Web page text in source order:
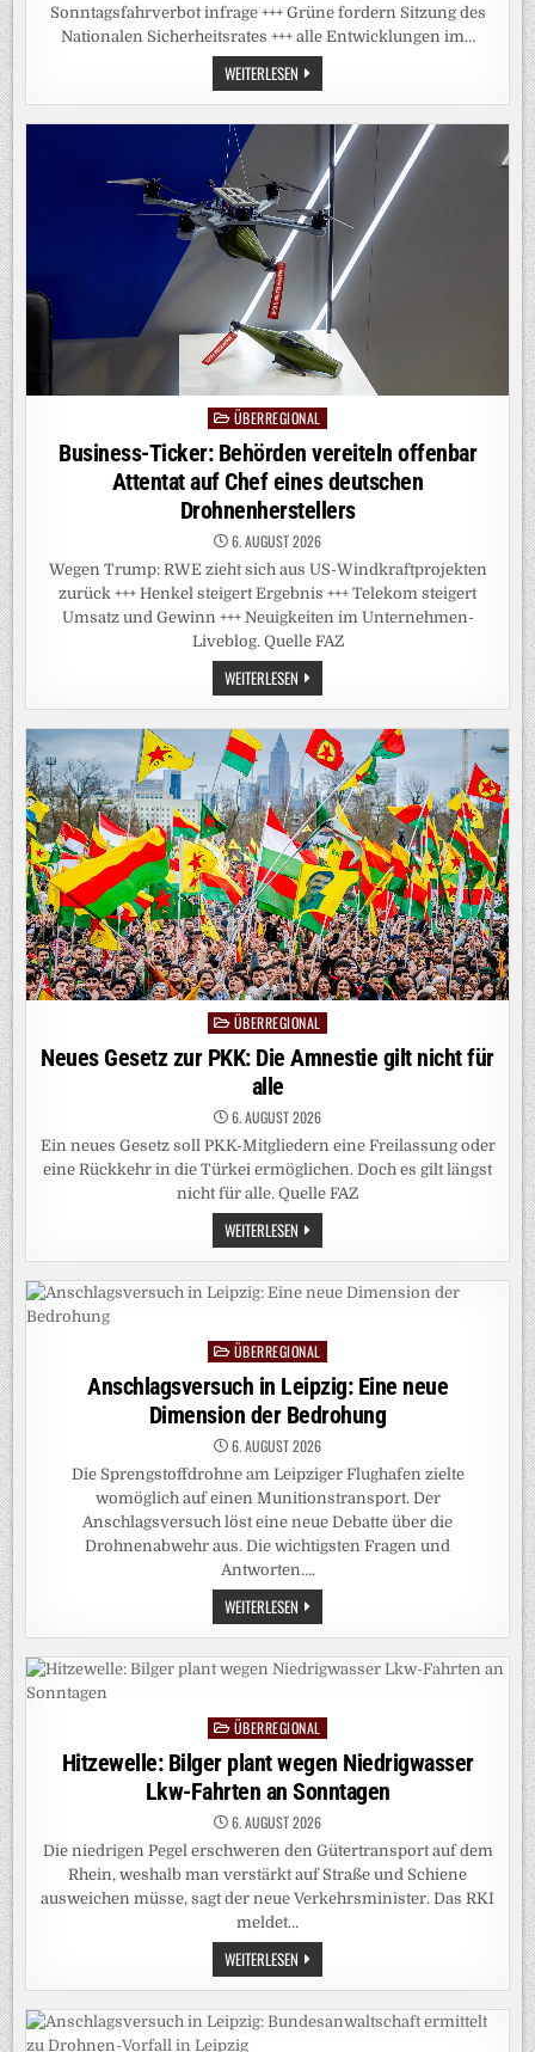
Sonntagsfahrverbot infrage +++ Grüne fordern Sitzung des
Nationalen Sicherheitsrates +++ alle Entwicklungen im…
WEITERLESEN DEUTSCHLAND-
LIVEBLOG:
BUNDESANWALTSCHAFT
ERMITTELT
DROHNENVORFALL
LEIPZIG
Posted
in
ÜBERREGIONAL
Business-Ticker: Behörden vereiteln offenbar
Attentat auf Chef eines deutschen
Drohnenherstellers
6. AUGUST 2026
Wegen Trump: RWE zieht sich aus US-Windkraftprojekten
zurück +++ Henkel steigert Ergebnis +++ Telekom steigert
Umsatz und Gewinn +++ Neuigkeiten im Unternehmen-
Liveblog. Quelle FAZ
WEITERLESEN BUSINESS-
TICKER:
BEHÖRDEN
VEREITELN
OFFENBAR
ATTENTAT
AUF
CHEF
EINES
DEUTSCHEN
DROHNENHERSTELLERS
Posted
in
ÜBERREGIONAL
Neues Gesetz zur PKK: Die Amnestie gilt nicht für
alle
6. AUGUST 2026
Ein neues Gesetz soll PKK-Mitgliedern eine Freilassung oder
eine Rückkehr in die Türkei ermöglichen. Doch es gilt längst
nicht für alle. Quelle FAZ
WEITERLESEN NEUES
GESETZ
ZUR
PKK:
DIE
NICHT
FÜR
ALLE
PostedÜBERREGIONAL
Anschlagsversuch in Leipzig: Eine neue
Dimension der Bedrohung
6. AUGUST 2026
Die Sprengstoffdrohne am Leipziger Flughafen zielte
womöglich auf einen Munitionstransport. Der
Anschlagsversuch löst eine neue Debatte über die
Drohnenabwehr aus. Die wichtigsten Fragen und
Antworten….
WEITERLESEN ANSCHLAGSVERSUCH
IN
LEIPZIG:
EINE
NEUE
DIMENSION
BEDROHUNG
PostedÜBERREGIONAL
Hitzewelle: Bilger plant wegen Niedrigwasser
Lkw-Fahrten an Sonntagen
6. AUGUST 2026
Die niedrigen Pegel erschweren den Gütertransport auf dem
Rhein, weshalb man verstärkt auf Straße und Schiene
ausweichen müsse, sagt der neue Verkehrsminister. Das RKI
meldet…
WEITERLESEN HITZEWELLE:
BILGER
PLANT
WEGEN
NIEDRIGWASSER